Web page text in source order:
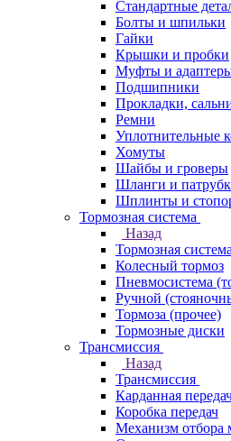
Стандартные
Болты и шпильки
Гайки
Крышки и пробки
Муфты и
Подшипники
Прокладки,
Ремни
Уплотнительные
Хомуты
Шайбы и гроверы
Шланги и
Шплинты и
Тормозная система
Назад
Тормозная система
Колесный тормоз
Пневмосиcтема
Ручной
Тормоза (прочее)
Тормозные диски
Трансмиссия
Назад
Трансмиссия
Карданная
Коробка передач
Механизм отбора